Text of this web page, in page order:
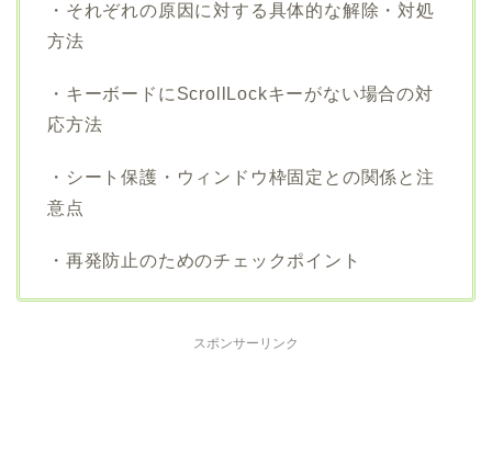
・それぞれの原因に対する具体的な解除・対処
方法
・キーボードにScrollLockキーがない場合の対
応方法
・シート保護・ウィンドウ枠固定との関係と注
意点
・再発防止のためのチェックポイント
スポンサーリンク